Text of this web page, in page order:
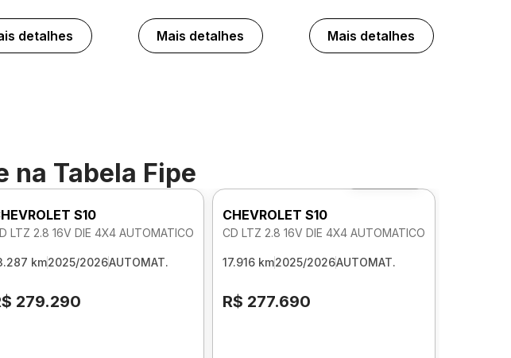
detalhes Mais detalhes Mais detalhes
na Tabela Fipe
S10
LTZ 2.8 16V DIE 4X4 AUTOMATICO
km2025/2026AUTOMAT.
279.290
CHEVROLET S10
CD LTZ 2.8 16V DIE 4X4 AUTOMATICO
17.916 km2025/2026AUTOMAT.
R$ 277.690